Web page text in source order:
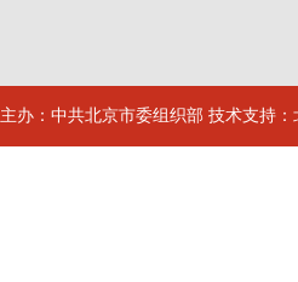
主办：中共北京市委组织部 技术支持